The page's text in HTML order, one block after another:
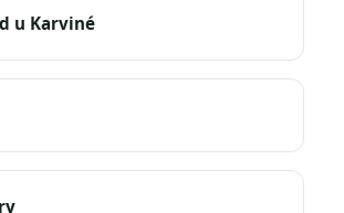
u Karviné